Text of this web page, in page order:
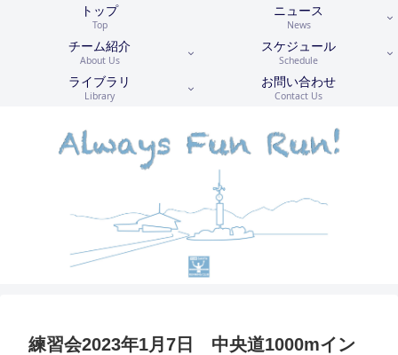
トップ
Top
ニュース
News
チーム紹介
About Us
スケジュール
Schedule
ライブラリ
Library
お問い合わせ
Contact Us
練習会2023年1月7日 中央道1000mイン